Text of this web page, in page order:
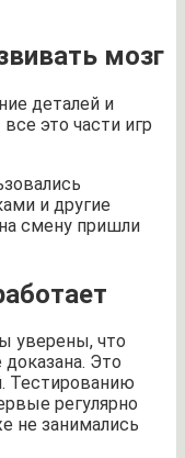
мозг
деталей и
это части игр
и другие
смену пришли
уверены, что
Это
Тестированию
регулярно
не занимались